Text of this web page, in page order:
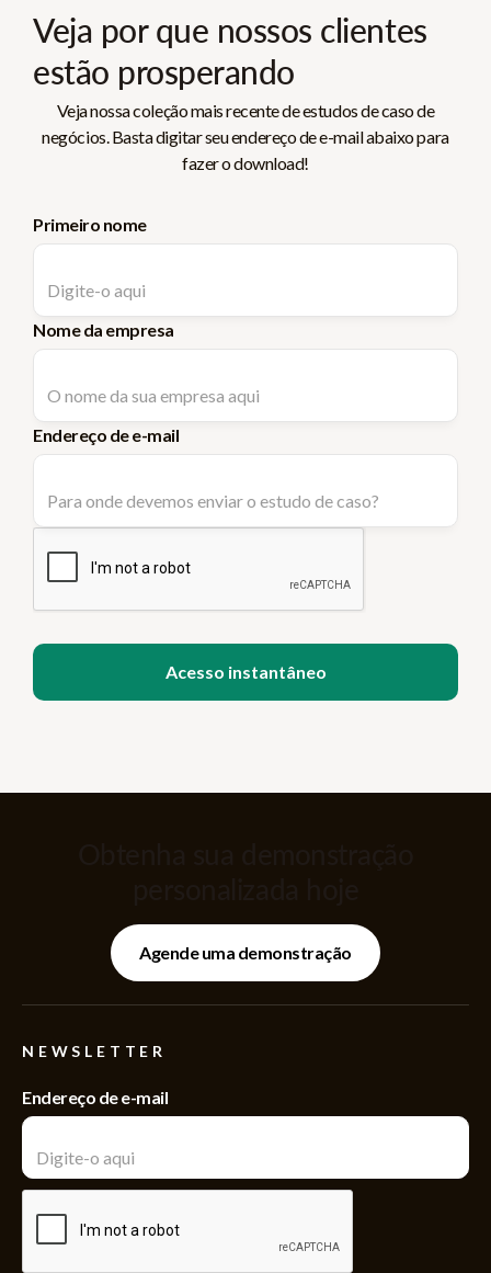
Veja por que nossos clientes
estão prosperando
Veja nossa coleção mais recente de estudos de caso de
negócios. Basta digitar seu endereço de e-mail abaixo para
fazer o download!
Primeiro nome
Nome da empresa
Endereço de e-mail
Agende uma demonstração
NEWSLETTER
Endereço de e-mail